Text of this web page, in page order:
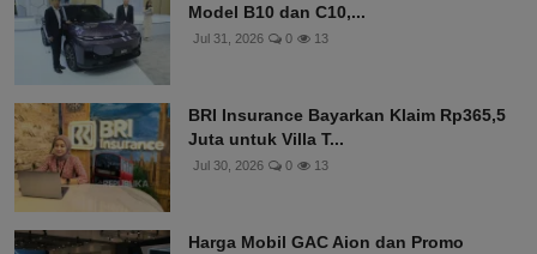
Model B10 dan C10,...
Jul 31, 2026 0 13
BRI Insurance Bayarkan Klaim Rp365,5
Juta untuk Villa T...
Jul 30, 2026 0 13
Harga Mobil GAC Aion dan Promo